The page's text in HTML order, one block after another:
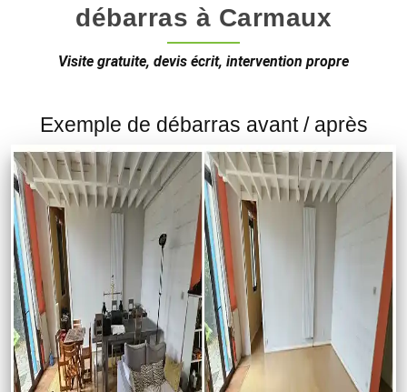
débarras à Carmaux
Visite gratuite, devis écrit, intervention propre
Exemple de débarras avant / après